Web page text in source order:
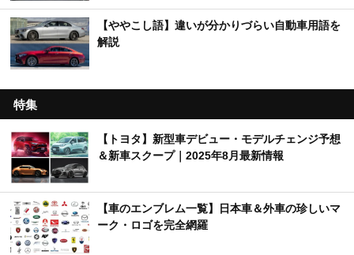
【ややこし語】違いが分かりづらい自動車用語を
解説
特集
【トヨタ】新型車デビュー・モデルチェンジ予想
＆新車スクープ｜2025年8月最新情報
【車のエンブレム一覧】日本車＆外車の珍しいマ
ーク・ロゴを完全網羅